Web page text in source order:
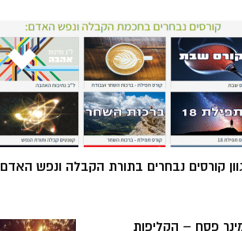
קורסים נבחרים בתורת הקבלה ונפש האדם
פסח – הקליפות